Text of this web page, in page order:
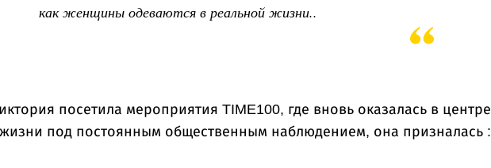
как женщины одеваются в реальной жизни..
посетила мероприятия TIME100, где вновь оказалась в центре
под постоянным общественным наблюдением, она призналась :